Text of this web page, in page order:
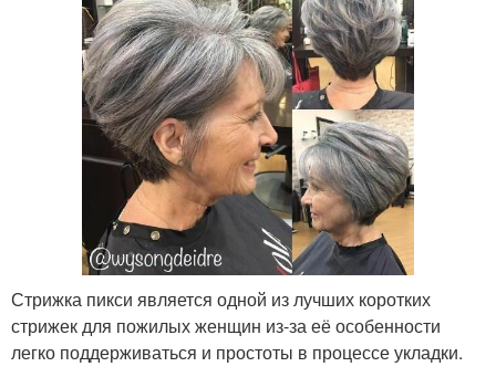
Стрижка пикси является одной из лучших коротких
стрижек для пожилых женщин из-за её особенности
легко поддерживаться и простоты в процессе укладки.